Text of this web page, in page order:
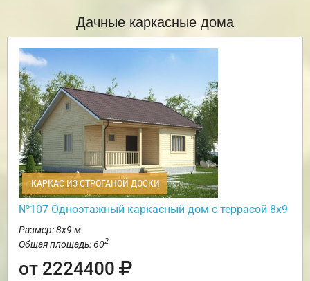
Дачные каркасные дома
КАРКАС ИЗ СТРОГАНОЙ ДОСКИ
№107 Одноэтажный каркасный дом с террасой 8х9
Размер: 8х9 м
Общая площадь: 602
от 2224400